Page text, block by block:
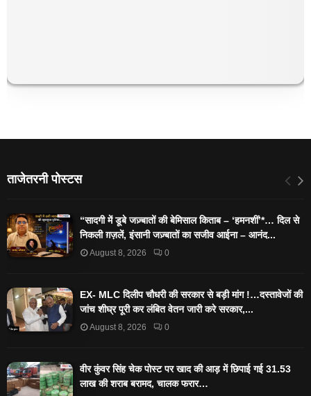
ताजेतरनी पोस्टस
“सादगी में डूबे जज़्बातों की बेमिसाल किताब – ‘हमनशीं’*… दिल से
निकली ग़ज़लें, इंसानी जज़्बातों का सजीव आईना – आनंद...
August 8, 2026 0
EX- MLC दिलीप चौधरी की सरकार से बड़ी मांग !…दस्तावेजों की
जांच शीघ्र पूरी कर लंबित वेतन जारी करे सरकार,...
August 8, 2026 0
वीर कुंवर सिंह चेक पोस्ट पर खाद की आड़ में छिपाई गई 31.53
लाख की शराब बरामद, चालक फरार…